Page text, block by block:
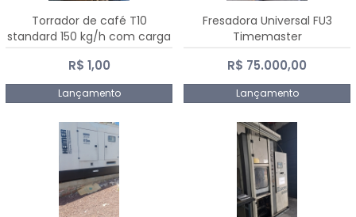
Torrador de café T10
standard 150 kg/h com carga
de 10 kg
R$ 1,00
Lançamento
Fresadora Universal FU3
Timemaster
R$ 75.000,00
Lançamento